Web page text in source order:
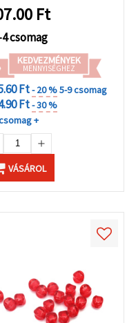
Ft
csomag
KEDVEZMÉNYEK
MENNYISÉGHEZ
Ft- 20 %5-9 csomag
Ft- 30 %
+
VÁSÁROL